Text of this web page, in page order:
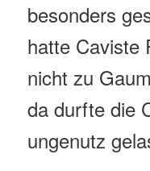
besonders
hatte Caviste
nicht zu
da durfte die
ungenutz